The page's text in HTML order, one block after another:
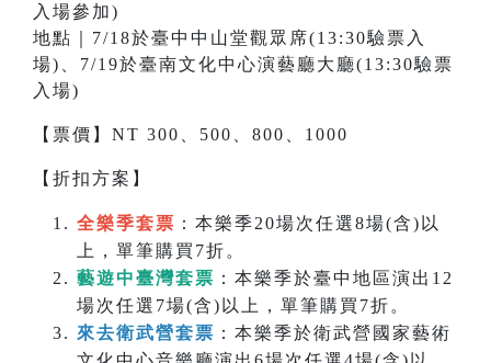
入場參加)
地點｜7/18於臺中中山堂觀眾席(13:30驗票入
場)、7/19於臺南文化中心演藝廳大廳(13:30驗票
入場)
【票價】NT 300、500、800、1000
【折扣方案】
全樂季套票 ：本樂季20場次任選8場(含)以
上，單筆購買7折。
藝遊中臺灣套票 ：本樂季於臺中地區演出12
場次任選7場(含)以上，單筆購買7折。
來去衛武營套票 ：本樂季於衛武營國家藝術